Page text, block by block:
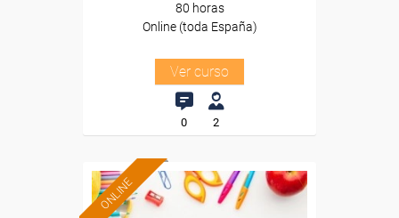
80 horas
Online (toda España)
Ver curso
0 2
ONLINE